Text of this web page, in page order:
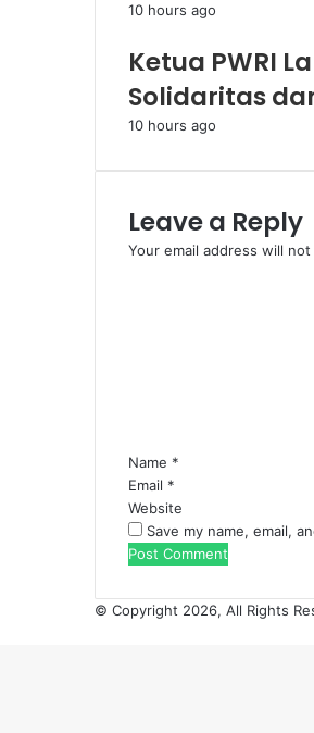
10 hours ago
Ketua PWRI
Solidaritas
10 hours ago
Leave a Reply
Your email address will
Name *
Email *
Website
Save my name, email,
© Copyright 2026, All Rights